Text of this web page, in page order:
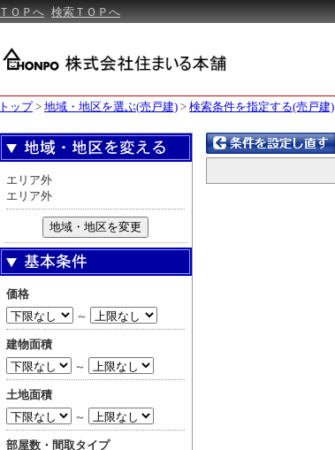
ＴＯＰへ 検索ＴＯＰへ
トップ> 地域・地区を選ぶ(売戸建) > 検索条件を指定する(売戸建)
エリア外
エリア外
地域・地区を変更
価格
～
建物面積
～
土地面積
～
部屋数・間取タイプ